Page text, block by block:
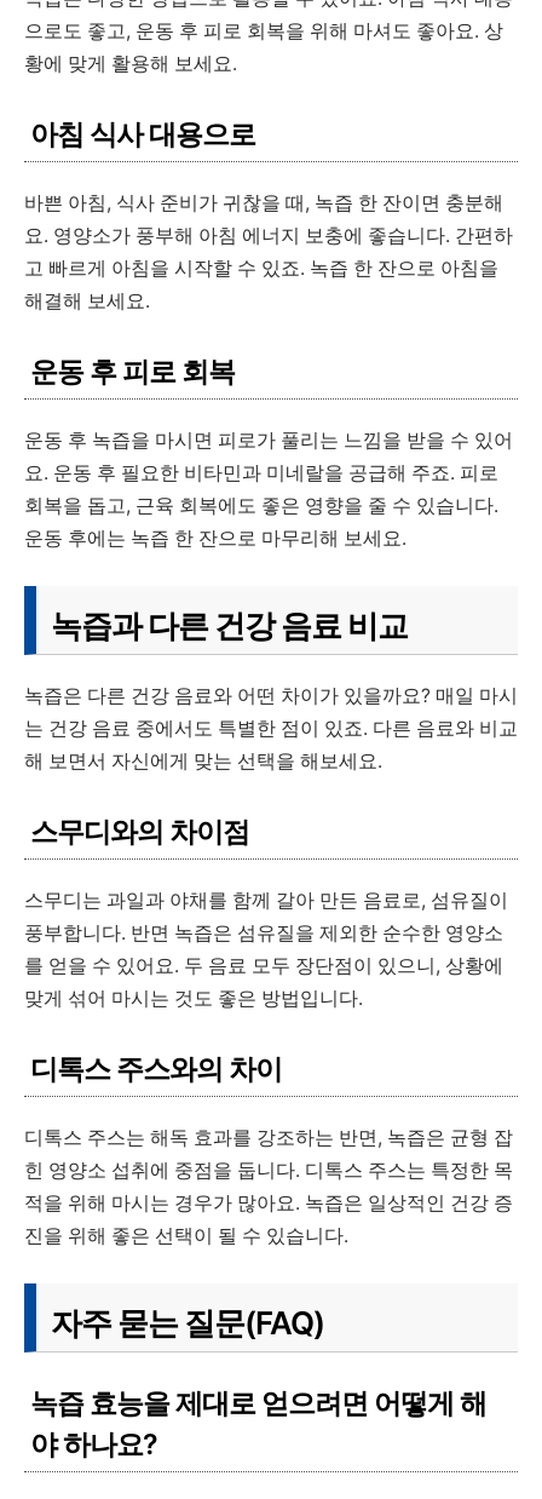
으로도 좋고, 운동 후 피로 회복을 위해 마셔도 좋아요. 상
황에 맞게 활용해 보세요.
아침 식사 대용으로
바쁜 아침, 식사 준비가 귀찮을 때, 녹즙 한 잔이면 충분해
요. 영양소가 풍부해 아침 에너지 보충에 좋습니다. 간편하
고 빠르게 아침을 시작할 수 있죠. 녹즙 한 잔으로 아침을
해결해 보세요.
운동 후 피로 회복
운동 후 녹즙을 마시면 피로가 풀리는 느낌을 받을 수 있어
요. 운동 후 필요한 비타민과 미네랄을 공급해 주죠. 피로
회복을 돕고, 근육 회복에도 좋은 영향을 줄 수 있습니다.
운동 후에는 녹즙 한 잔으로 마무리해 보세요.
녹즙과 다른 건강 음료 비교
녹즙은 다른 건강 음료와 어떤 차이가 있을까요? 매일 마시
는 건강 음료 중에서도 특별한 점이 있죠. 다른 음료와 비교
해 보면서 자신에게 맞는 선택을 해보세요.
스무디와의 차이점
스무디는 과일과 야채를 함께 갈아 만든 음료로, 섬유질이
풍부합니다. 반면 녹즙은 섬유질을 제외한 순수한 영양소
를 얻을 수 있어요. 두 음료 모두 장단점이 있으니, 상황에
맞게 섞어 마시는 것도 좋은 방법입니다.
디톡스 주스와의 차이
디톡스 주스는 해독 효과를 강조하는 반면, 녹즙은 균형 잡
힌 영양소 섭취에 중점을 둡니다. 디톡스 주스는 특정한 목
적을 위해 마시는 경우가 많아요. 녹즙은 일상적인 건강 증
진을 위해 좋은 선택이 될 수 있습니다.
자주 묻는 질문(FAQ)
녹즙 효능을 제대로 얻으려면 어떻게 해
야 하나요?